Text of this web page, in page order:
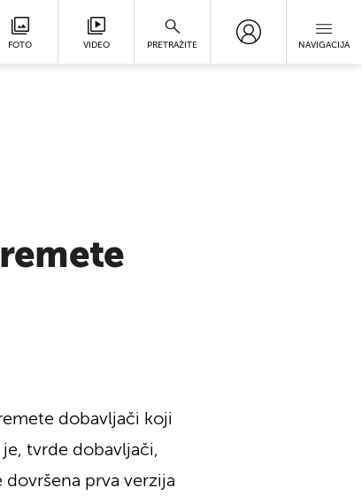
FOTO VIDEO PRETRAŽITE NAVIGACIJA
dobavljači koji
tvrde dobavljači,
prva verzija